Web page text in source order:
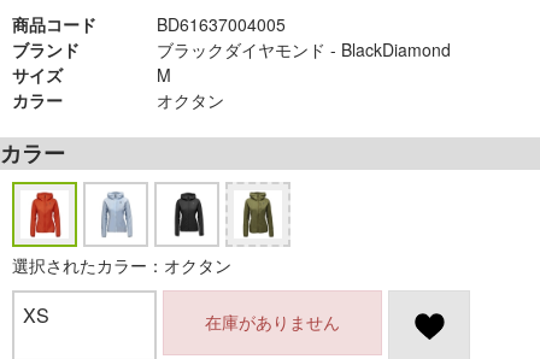
商品コード
BD61637004005
ブランド
ブラックダイヤモンド - BlackDiamond
サイズ
M
カラー
オクタン
カラー
選択されたカラー：オクタン
XS 在庫がありません